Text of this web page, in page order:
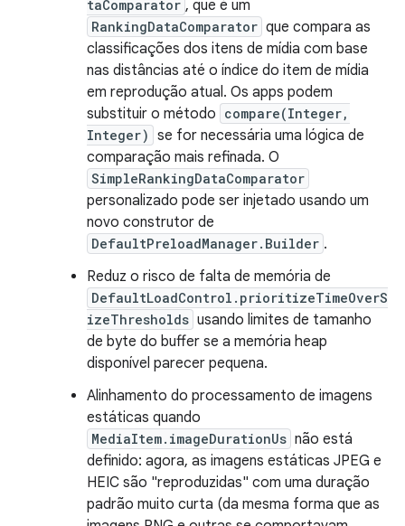
taComparator , que é um
RankingDataComparator que compara as
classificações dos itens de mídia com base
nas distâncias até o índice do item de mídia
em reprodução atual. Os apps podem
substituir o método compare(Integer,
Integer) se for necessária uma lógica de
comparação mais refinada. O
SimpleRankingDataComparator
personalizado pode ser injetado usando um
novo construtor de
DefaultPreloadManager.Builder .
Reduz o risco de falta de memória de
DefaultLoadControl.prioritizeTimeOverS
izeThresholds usando limites de tamanho
de byte do buffer se a memória heap
disponível parecer pequena.
Alinhamento do processamento de imagens
estáticas quando
MediaItem.imageDurationUs não está
definido: agora, as imagens estáticas JPEG e
HEIC são "reproduzidas" com uma duração
padrão muito curta (da mesma forma que as